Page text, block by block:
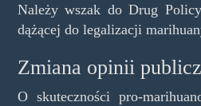
Należy wszak do Drug
dążącej do legalizacji
Zmiana opinii
O skuteczności pro-